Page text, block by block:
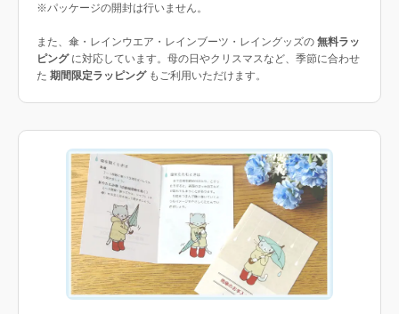
※パッケージの開封は行いません。
また、傘・レインウエア・レインブーツ・レイングッズの 無料ラッ
ピングに対応しています。母の日やクリスマスなど、季節に合わせ
た 期間限定ラッピングもご利用いただけます。